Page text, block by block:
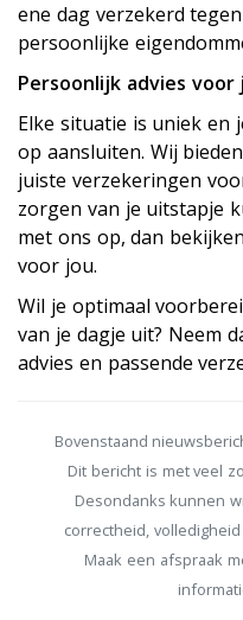
ene dag verzekerd
persoonlijke
Persoonlijk advies
Elke situatie is uniek en
op aansluiten. Wij
juiste verzekeringen
zorgen van je uitstapje
met ons op, dan
voor jou.
Wil je optimaal
van je dagje uit? Neem
advies en passende
Bovenstaand
Dit bericht is met veel
Desondanks kunnen
correctheid,
Maak een afspraak